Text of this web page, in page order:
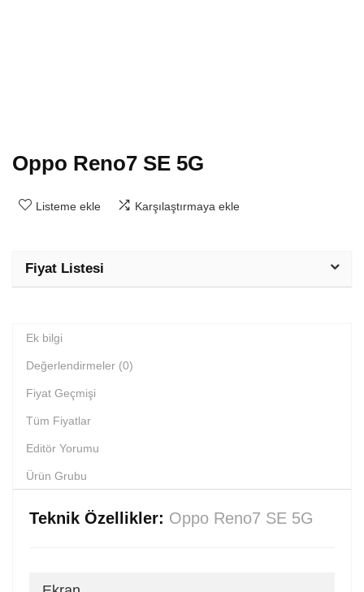
Oppo Reno7 SE 5G
Listeme ekle Karşılaştırmaya ekle
Fiyat Listesi
Ek bilgi
Değerlendirmeler (0)
Fiyat Geçmişi
Tüm Fiyatlar
Editör Yorumu
Ürün Grubu
Teknik Özellikler: Oppo Reno7 SE 5G